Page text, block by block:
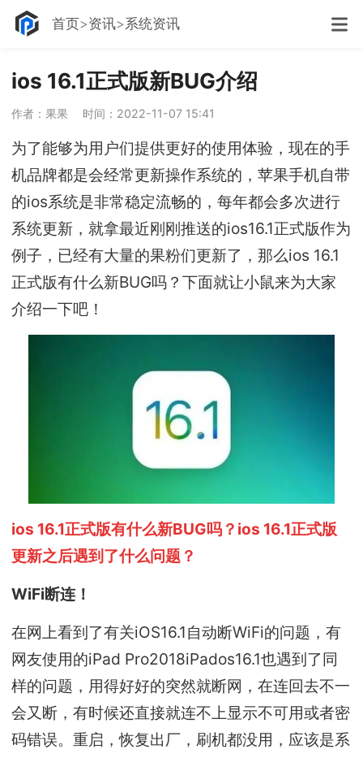
首页 资讯 系统资讯
ios 16.1正式版新BUG介绍
作者：果果 时间：2022-11-07 15:41
为了能够为用户们提供更好的使用体验，现在的手
机品牌都是会经常更新操作系统的，苹果手机自带
的ios系统是非常稳定流畅的，每年都会多次进行
系统更新，就拿最近刚刚推送的ios16.1正式版作为
例子，已经有大量的果粉们更新了，那么ios 16.1
正式版有什么新BUG吗？下面就让小鼠来为大家
介绍一下吧！
ios 16.1正式版有什么新BUG吗？ios 16.1正式版
更新之后遇到了什么问题？
WiFi断连！
在网上看到了有关iOS16.1自动断WiFi的问题，有
网友使用的iPad Pro2018iPados16.1也遇到了同
样的问题，用得好好的突然就断网，在连回去不一
会又断，有时候还直接就连不上显示不可用或者密
码错误。重启，恢复出厂，刷机都没用，应该是系